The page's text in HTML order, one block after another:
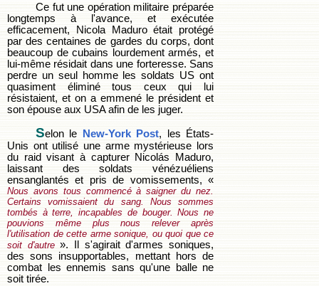
Ce fut une opération militaire préparée
longtemps à l'avance, et exécutée
efficacement, Nicola Maduro était protégé
par des centaines de gardes du corps, dont
beaucoup de cubains lourdement armés, et
lui-même résidait dans une forteresse. Sans
perdre un seul homme les soldats US ont
quasiment éliminé tous ceux qui lui
résistaient, et on a emmené le président et
son épouse aux USA afin de les juger.
Selon le New-York Post, les États-
Unis ont utilisé une arme mystérieuse lors
du raid visant à capturer Nicolás Maduro,
laissant des soldats vénézuéliens
ensanglantés et pris de vomissements, «
Nous avons tous commencé à saigner du nez.
Certains vomissaient du sang. Nous sommes
tombés à terre, incapables de bouger. Nous ne
pouvions même plus nous relever après
l'utilisation de cette arme sonique, ou quoi que ce
soit d'autre». Il s'agirait d'armes soniques,
des sons insupportables, mettant hors de
combat les ennemis sans qu'une balle ne
soit tirée.